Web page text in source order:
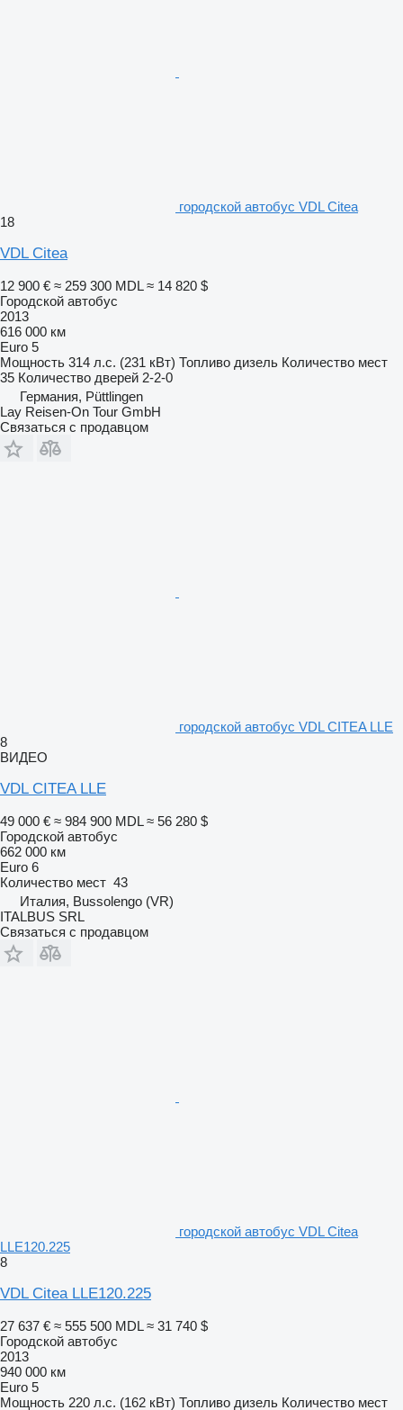
городской автобус VDL Citea
18
VDL Citea
12 900 € ≈ 259 300 MDL ≈ 14 820 $
Городской автобус
2013
616 000 км
Euro 5
Мощность 314 л.с. (231 кВт) Топливо дизель Количество мест
35 Количество дверей 2-2-0
Германия, Püttlingen
Lay Reisen-On Tour GmbH
Связаться с продавцом
городской автобус VDL CITEA LLE
8
ВИДЕО
VDL CITEA LLE
49 000 € ≈ 984 900 MDL ≈ 56 280 $
Городской автобус
662 000 км
Euro 6
Количество мест 43
Италия, Bussolengo (VR)
ITALBUS SRL
Связаться с продавцом
городской автобус VDL Citea
LLE120.225
8
VDL Citea LLE120.225
27 637 € ≈ 555 500 MDL ≈ 31 740 $
Городской автобус
2013
940 000 км
Euro 5
Мощность 220 л.с. (162 кВт) Топливо дизель Количество мест